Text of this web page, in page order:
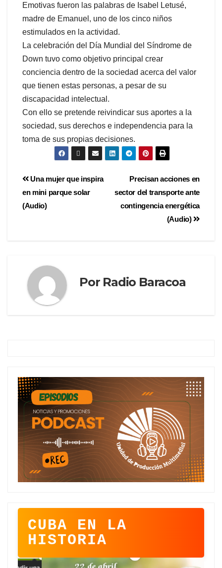
Emotivas fueron las palabras de Isabel Letusé,
madre de Emanuel, uno de los cinco niños
estimulados en la actividad.
La celebración del Día Mundial del Síndrome de
Down tuvo como objetivo principal crear
conciencia dentro de la sociedad acerca del valor
que tienen estas personas, a pesar de su
discapacidad intelectual.
Con ello se pretende reivindicar sus aportes a la
sociedad, sus derechos e independencia para la
toma de sus propias decisiones.
Precisan acciones en
sector del transporte ante
contingencia energética
(Audio)
Una mujer que inspira
en mini parque solar
(Audio)
Por Radio Baracoa
CUBA EN LA
HISTORIA